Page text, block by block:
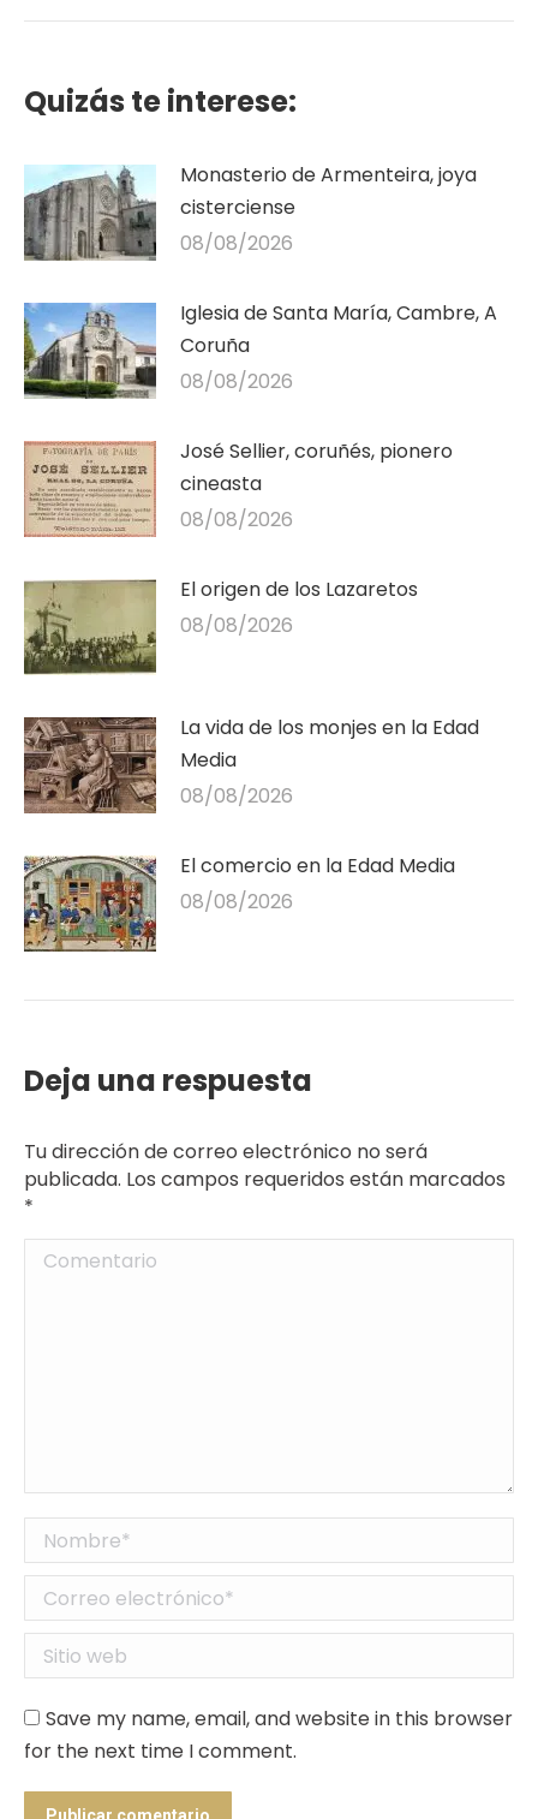
Quizás te interese:
Monasterio de Armenteira, joya
cisterciense
08/08/2026
Iglesia de Santa María, Cambre, A
Coruña
08/08/2026
José Sellier, coruñés, pionero
cineasta
08/08/2026
El origen de los Lazaretos
08/08/2026
La vida de los monjes en la Edad
Media
08/08/2026
El comercio en la Edad Media
08/08/2026
Deja una respuesta
Tu dirección de correo electrónico no será
publicada. Los campos requeridos están marcados
*
Comentario
Nombre *
Correo electrónico *
Sitio web
Save my name, email, and website in this browser
for the next time I comment.